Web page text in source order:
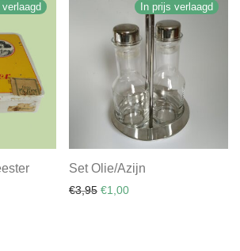
verlaagd
prijs was: €2,50.
is: €1,00.
In prijs verlaagd
Set Olie/Azijn
€3,95 Oorspronkelijke prijs was:
€1,00Huidige prijs is: €1,00.